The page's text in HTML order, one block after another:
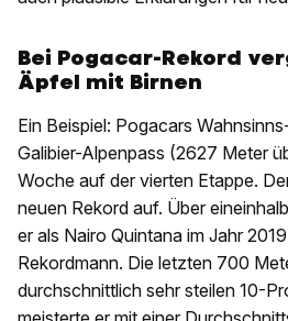
Bei Pogacar-Rekord
Äpfel mit Birnen
Ein Beispiel: Pogacars
Galibier-Alpenpass (2627 Meter
Woche auf der vierten Etappe.
neuen Rekord auf. Über
er als Nairo Quintana im Jahr
Rekordmann. Die letzten 700
durchschnittlich sehr steilen 10-